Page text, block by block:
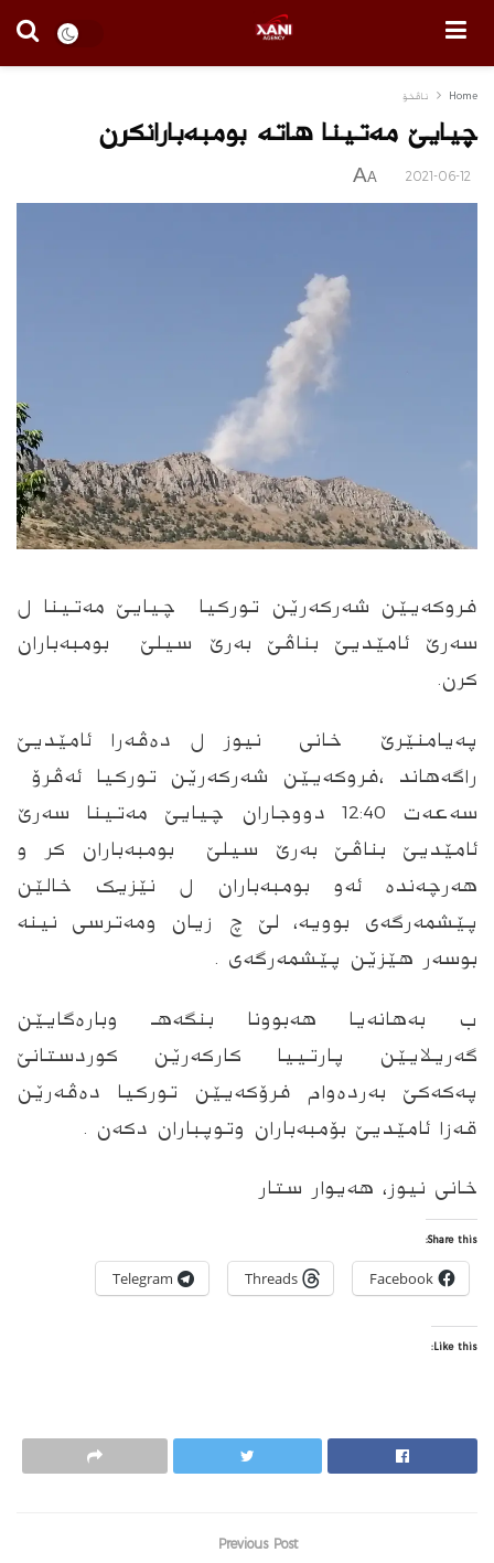
Home ناڤخۆ
چیایێ مەتینا هاتە بومبەبارانکرن
2021-06-12
A
A
فروکەیێن شەرکەرێن تورکیا چیایێ مەتینا ل
سەرێ ئامێدیێ بناڤێ بەرێ سیلێ بومبەباران
کرن.
پەیامنێرێ خانی نیوز ل دەڤەرا ئامێدیێ
راگەهاند ،فروکەیێن شەرکەرێن تورکیا ئەڤرۆ
سەعەت 12:40 دووجاران چیایێ مەتینا سەرێ
ئامێدیێ بناڤێ بەرێ سیلێ بومبەباران کر و
هەرچەندە ئەو بومبەباران ل نێزیک خالێن
پێشمەرگەی بوویە، لێ چ زیان ومەترسی نینە
بوسەر هێزێن پێشمەرگەی .
ب به‌هانه‌یا هەبوونا بنگەهـ وبارەگایێن
گەریلایێن پارتییا كاركه‌رێن کوردستانێ
پەکەکێ بەردەوام فرۆکەیێن تورکیا ده‌ڤه‌رێن
قەزا ئامێدیێ بۆمبەباران وتوپباران دکەن .
خانى نیوز، هەیوار ستار
Share this:
Facebook
Threads
Telegram
Like this:
Previous Post